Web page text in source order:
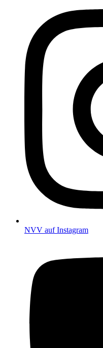
NVV auf Instagram